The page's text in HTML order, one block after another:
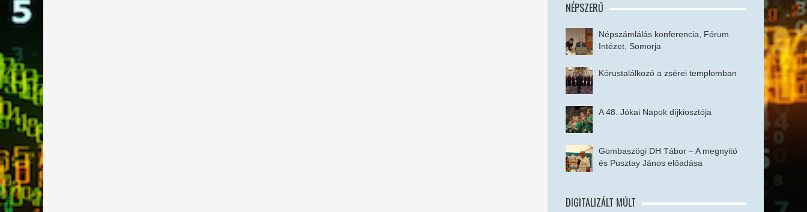
NÉPSZERŰ
Népszámlálás konferencia, Fórum
Intézet, Somorja
Kórustalálkozó a zsérei templomban
A 48. Jókai Napok díjkiosztója
Gombaszögi DH Tábor – A megnyitó
és Pusztay János előadása
DIGITALIZÁLT MÚLT